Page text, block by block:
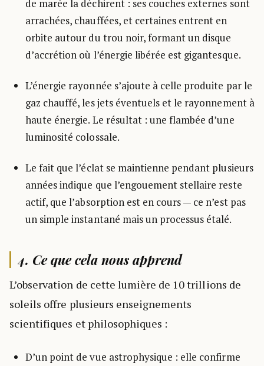
de marée la déchirent : ses couches externes sont
arrachées, chauffées, et certaines entrent en
orbite autour du trou noir, formant un disque
d’accrétion où l’énergie libérée est gigantesque.
L’énergie rayonnée s’ajoute à celle produite par le
gaz chauffé, les jets éventuels et le rayonnement à
haute énergie. Le résultat : une flambée d’une
luminosité colossale.
Le fait que l’éclat se maintienne pendant plusieurs
années indique que l’engouement stellaire reste
actif, que l’absorption est en cours — ce n’est pas
un simple instantané mais un processus étalé.
4. Ce que cela nous apprend
L’observation de cette lumière de 10 trillions de
soleils offre plusieurs enseignements
scientifiques et philosophiques :
D’un point de vue astrophysique : elle confirme